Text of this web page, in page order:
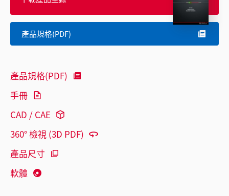
產品規格(PDF)
產品規格(PDF)
手冊
CAD / CAE
360° 檢視 (3D PDF)
產品尺寸
軟體